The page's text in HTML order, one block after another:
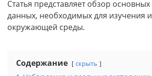
Статья представляет обзор
данных, необходимых для изучения
окружающей среды.
Содержание скрыть